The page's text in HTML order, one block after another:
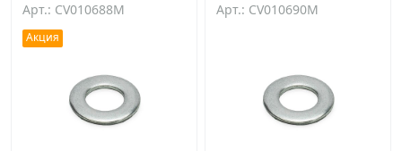
Арт.: CV010688M
Акция
Арт.: CV010690M